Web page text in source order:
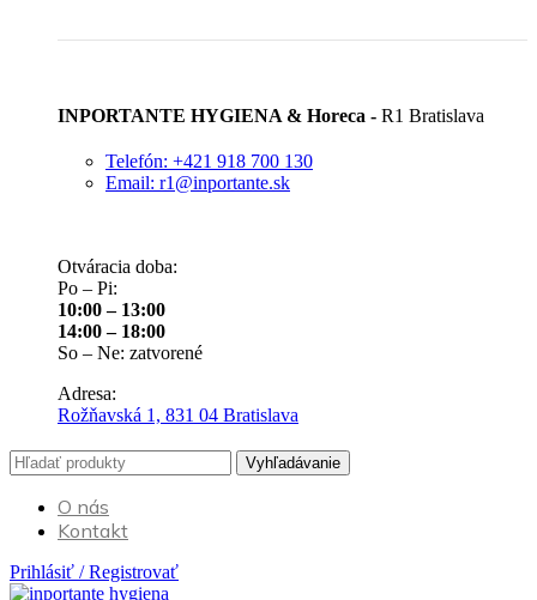
INPORTANTE HYGIENA & Horeca - R1 Bratislava
Telefón: +421 918 700 130
Email: r1@inportante.sk
Otváracia doba:
Po – Pi:
10:00 – 13:00
14:00 – 18:00
So – Ne: zatvorené
Adresa:
Rožňavská 1, 831 04 Bratislava
Vyhľadávanie
O nás
Kontakt
Prihlásiť / Registrovať